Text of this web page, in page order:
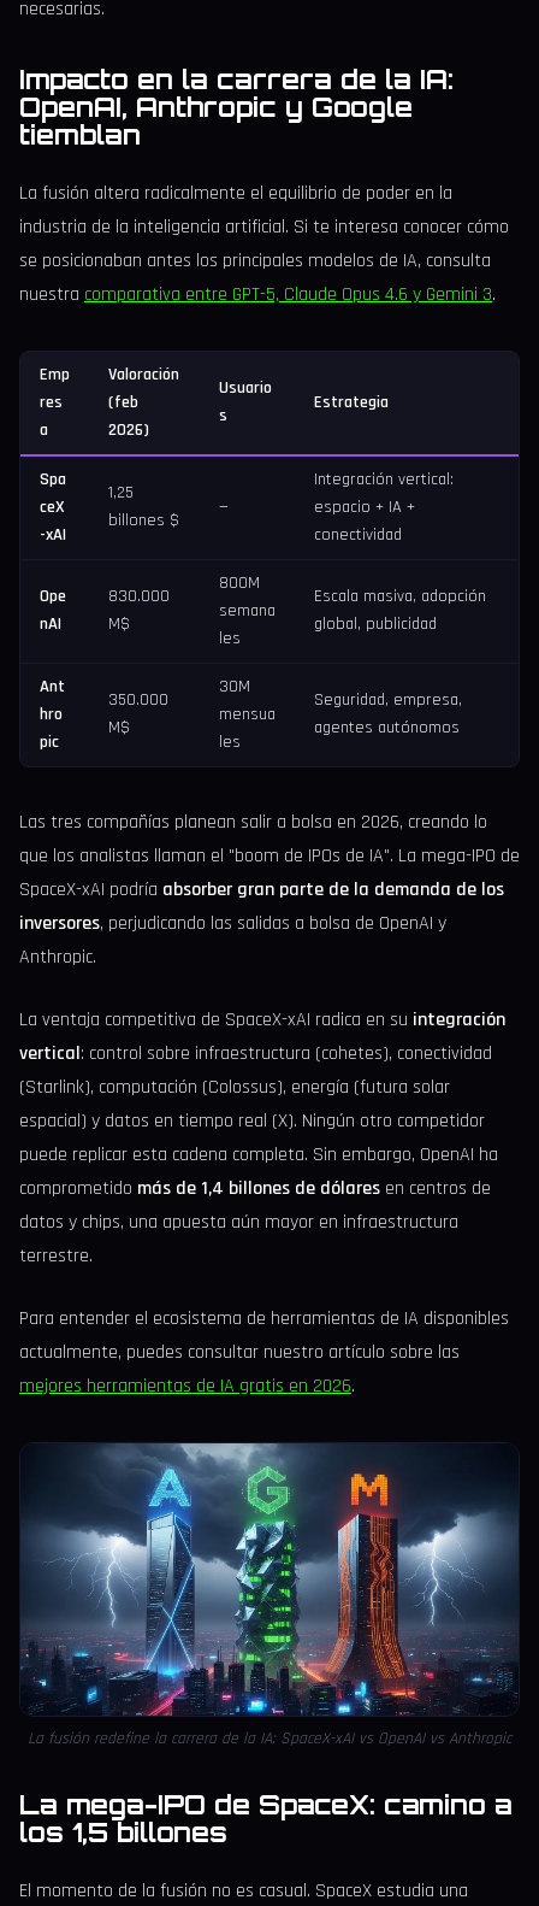
necesarias.
Impacto en la carrera de la IA:
OpenAI, Anthropic y Google
tiemblan
La fusión altera radicalmente el equilibrio de poder en la
industria de la inteligencia artificial. Si te interesa conocer cómo
se posicionaban antes los principales modelos de IA, consulta
nuestra comparativa entre GPT-5, Claude Opus 4.6 y Gemini 3.
Emp
res
a
Valoración
(feb
2026)
Usuario
s
Estrategia
Spa
ceX
-xAI
1,25
billones $
—
Integración vertical:
espacio + IA +
conectividad
Ope
nAI
830.000
M$
800M
semana
les
Escala masiva, adopción
global, publicidad
Ant
hro
pic
350.000
M$
30M
mensua
les
Seguridad, empresa,
agentes autónomos
Las tres compañías planean salir a bolsa en 2026, creando lo
que los analistas llaman el "boom de IPOs de IA". La mega-IPO de
SpaceX-xAI podría absorber gran parte de la demanda de los
inversores, perjudicando las salidas a bolsa de OpenAI y
Anthropic.
La ventaja competitiva de SpaceX-xAI radica en su integración
vertical: control sobre infraestructura (cohetes), conectividad
(Starlink), computación (Colossus), energía (futura solar
espacial) y datos en tiempo real (X). Ningún otro competidor
puede replicar esta cadena completa. Sin embargo, OpenAI ha
comprometido más de 1,4 billones de dólares en centros de
datos y chips, una apuesta aún mayor en infraestructura
terrestre.
Para entender el ecosistema de herramientas de IA disponibles
actualmente, puedes consultar nuestro artículo sobre las
mejores herramientas de IA gratis en 2026.
La fusión redefine la carrera de la IA: SpaceX-xAI vs OpenAI vs Anthropic
La mega-IPO de SpaceX: camino a
los 1,5 billones
El momento de la fusión no es casual. SpaceX estudia una